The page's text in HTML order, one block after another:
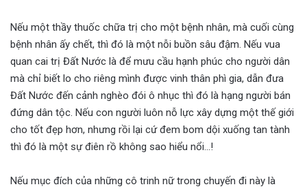
Nếu một thầy thuốc chữa trị cho một bệnh nhân, mà cuối cùng
bệnh nhân ấy chết, thì đó là một nỗi buồn sâu đậm. Nếu vua
quan cai trị Đất Nước là để mưu cầu hạnh phúc cho người dân
mà chỉ biết lo cho riêng mình được vinh thân phì gia, dẫn đưa
Đất Nước đến cảnh nghèo đói ô nhục thì đó là hạng người bán
đứng dân tộc. Nếu con người luôn nỗ lực xây dựng một thế giới
cho tốt đẹp hơn, nhưng rồi lại cứ đem bom dội xuống tan tành
thì đó là một sự điên rồ không sao hiểu nổi…!
Nếu mục đích của những cô trinh nữ trong chuyến đi này là